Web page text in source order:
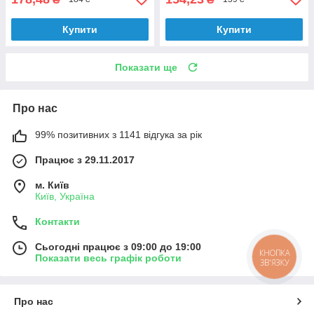
Купити Купити
Показати ще
Про нас
99% позитивних з 1141 відгука за рік
Працює з 29.11.2017
м. Київ
Київ, Україна
Контакти
Сьогодні працює з 09:00 до 19:00
Показати весь графік роботи
Про нас
КНОПКА
ЗВ'ЯЗКУ